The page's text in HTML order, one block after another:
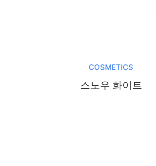
COSMETICS
스노우 화이트